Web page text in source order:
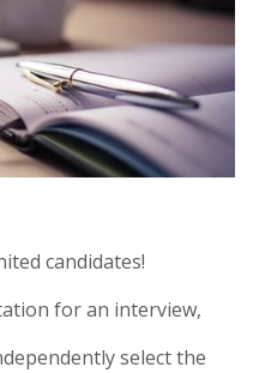
candidates!
for an interview,
select the